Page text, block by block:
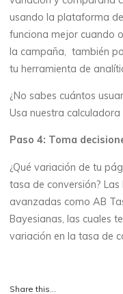
usando la plataforma
funciona mejor cuando
la campaña, también
tu herramienta de
¿No sabes cuántos
Usa nuestra
Paso 4: Toma
¿Qué variación de tu
tasa de conversión?
avanzadas como AB
Bayesianas, las cuales
variación en la tasa de
Share this...